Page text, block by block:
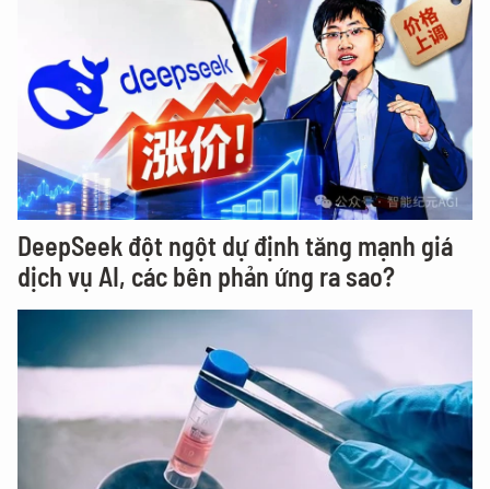
DeepSeek đột ngột dự định tăng mạnh giá
dịch vụ AI, các bên phản ứng ra sao?